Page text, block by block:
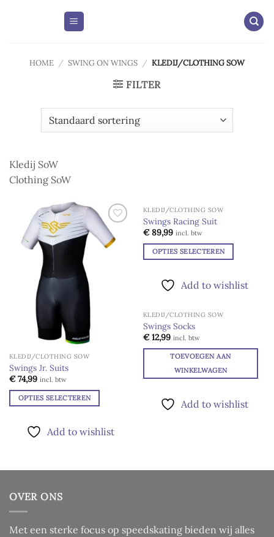
HOME / SWING ON WINGS / KLEDIJ/CLOTHING SOW
FILTER
Kledij SoW
Clothing SoW
Add to
wishlist
KLEDIJ/CLOTHING SOW
Swings Jr. Suits
€74,99 incl. btw
OPTIES SELECTEREN
product
kan
gekozen
worden
Add to wishlist
KLEDIJ/CLOTHING SOW
Swings Racing Suit
€89,99 incl. btw
OPTIES SELECTEREN
product
variaties.
Deze
optie
worden
Add to wishlist
KLEDIJ/CLOTHING SOW
Swings Socks
€12,99 incl. btw
TOEVOEGEN AAN
WINKELWAGEN
Add to wishlist
OVER ONS
Met een sterke focus op speedskating bieden wij alles